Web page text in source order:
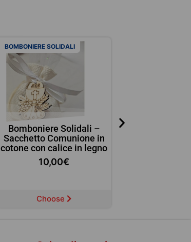
BOMBONIERE SOLIDALI
Bomboniere Solidali –
Sacchetto Comunione in
cotone con calice in legno
10,00€
Choose